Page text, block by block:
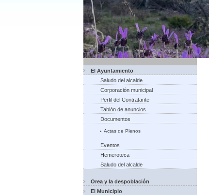
El Ayuntamiento
Saludo del alcalde
Corporación municipal
Perfil del Contratante
Tablón de anuncios
Documentos
Actas de Plenos
Eventos
Hemeroteca
Saludo del alcalde
Orea y la despoblación
El Municipio